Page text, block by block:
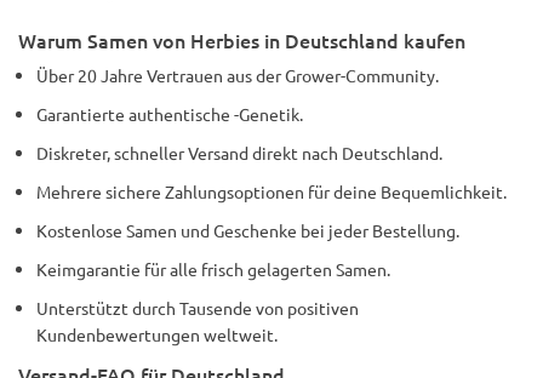
Warum Samen von Herbies in Deutschland kaufen
Über 20 Jahre Vertrauen aus der Grower-Community.
Garantierte authentische -Genetik.
Diskreter, schneller Versand direkt nach Deutschland.
Mehrere sichere Zahlungsoptionen für deine Bequemlichkeit.
Kostenlose Samen und Geschenke bei jeder Bestellung.
Keimgarantie für alle frisch gelagerten Samen.
Unterstützt durch Tausende von positiven
Kundenbewertungen weltweit.